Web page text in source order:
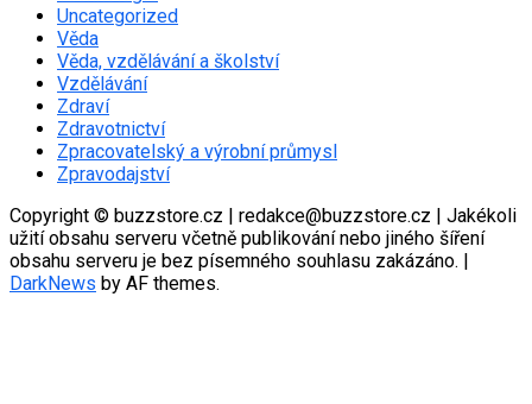
Uncategorized
Věda
Věda, vzdělávání a školství
Vzdělávání
Zdraví
Zdravotnictví
Zpracovatelský a výrobní průmysl
Zpravodajství
Copyright © buzzstore.cz | redakce@buzzstore.cz | Jakékoli
užití obsahu serveru včetně publikování nebo jiného šíření
obsahu serveru je bez písemného souhlasu zakázáno. |
DarkNews by AF themes.